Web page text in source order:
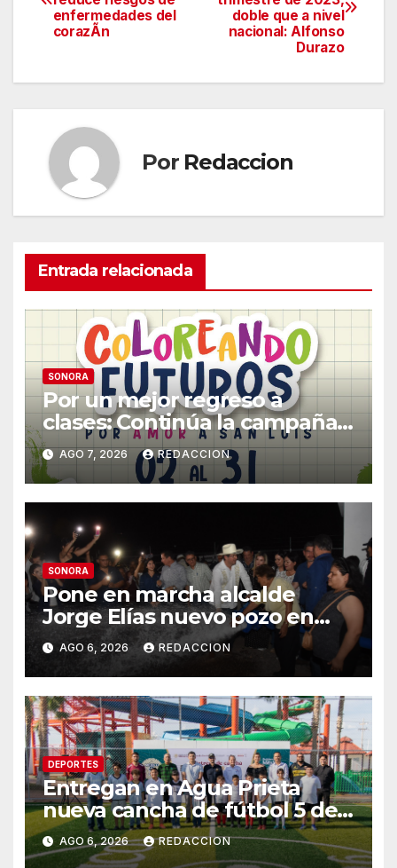
de
doble que a nivel
nacional: Alfonso
Durazo
enfermedades del
corazÃn
Por Redaccion
Entrada relacionada
SONORA
Por un mejor regreso a
clases: Continúa la campaña
de recolección de útiles
«Coloreando Futuros»
AGO 7, 2026 REDACCION
SONORA
Pone en marcha alcalde
Jorge Elías nuevo pozo en
Tierra Blanca, Tesia:
Suministrará 20 litros por
segundo de agua potable
AGO 6, 2026 REDACCION
DEPORTES
Entregan en Agua Prieta
nueva cancha de fútbol 5 del
programa “Mundial Social
México 2026”
AGO 6, 2026 REDACCION